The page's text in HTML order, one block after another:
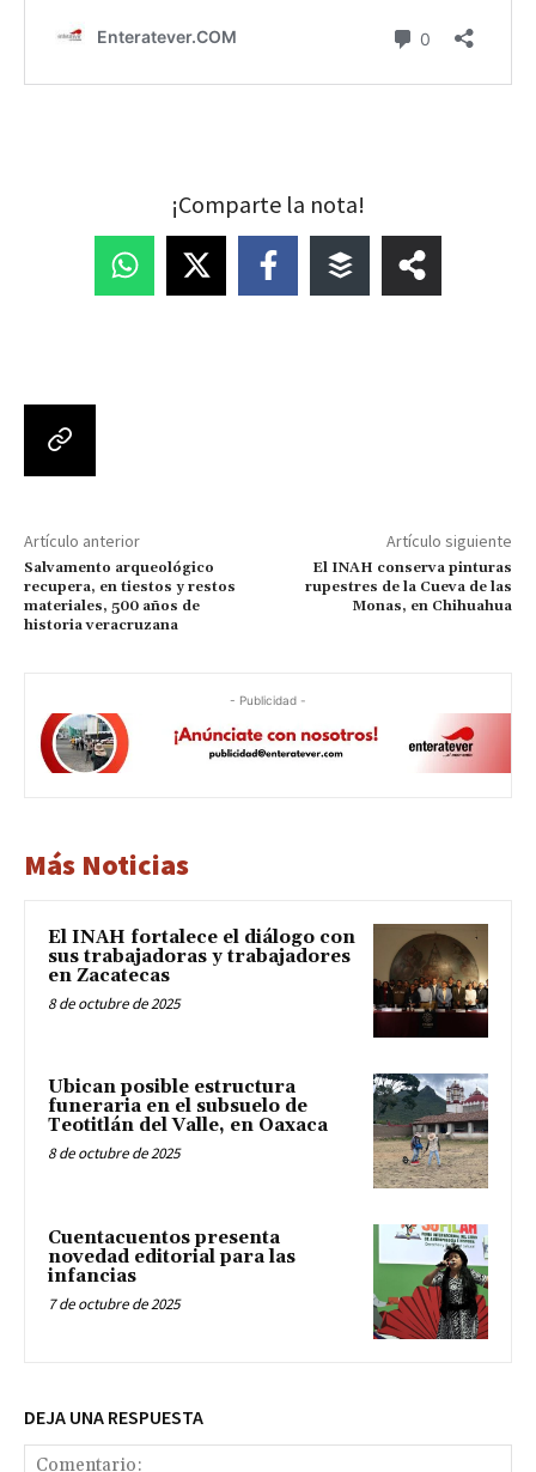
¡Comparte la nota!
Artículo anterior
Salvamento arqueológico
recupera, en tiestos y restos
materiales, 500 años de
historia veracruzana
Artículo siguiente
El INAH conserva pinturas
rupestres de la Cueva de las
Monas, en Chihuahua
- Publicidad -
Más Noticias
El INAH fortalece el diálogo con
sus trabajadoras y trabajadores
en Zacatecas
8 de octubre de 2025
Ubican posible estructura
funeraria en el subsuelo de
Teotitlán del Valle, en Oaxaca
8 de octubre de 2025
Cuentacuentos presenta
novedad editorial para las
infancias
7 de octubre de 2025
DEJA UNA RESPUESTA